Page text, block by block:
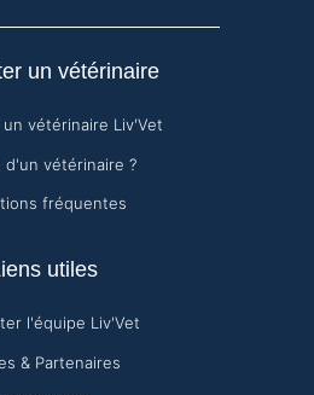
un vétérinaire
vétérinaire Liv'Vet
d'un vétérinaire ?
fréquentes
utiles
l'équipe Liv'Vet
& Partenaires